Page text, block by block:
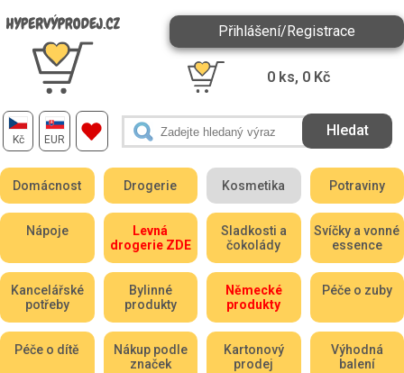
Kč EUR
Přihlášení/Registrace
0 ks, 0 Kč
Domácnost Drogerie Kosmetika Potraviny
Nápoje
Levná
drogerie ZDE
Sladkosti a
čokolády
Svíčky a vonné
essence
Kancelářské
potřeby
Bylinné
produkty
Německé
produkty
Péče o zuby
Péče o dítě
Nákup podle
značek
Kartonový
prodej
Výhodná
balení